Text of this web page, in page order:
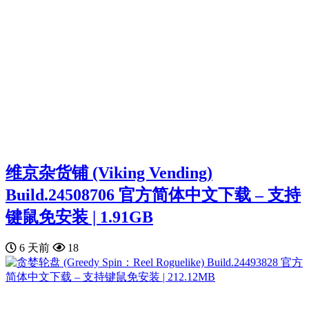
维京杂货铺 (Viking Vending)
Build.24508706 官方简体中文下载 – 支持
键鼠免安装 | 1.91GB
6 天前 18